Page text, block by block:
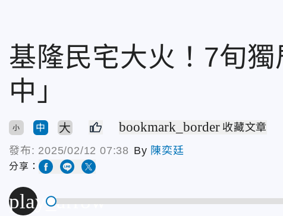
基隆民宅大火！7旬
中」
小 中 大 bookmark_border 收藏文章
發布: 2025/02/12 07:38 By 陳奕廷
分享：
play_arrow